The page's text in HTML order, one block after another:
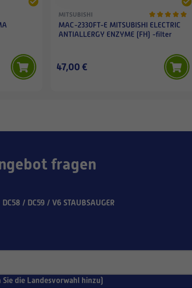
MITSUBISHI
MAC-2330FT-E MITSUBISHI ELECTRIC
ANTIALLERGY ENZYME (FH) -filter
47,00 €
fragen
DC58 / DC59 / V6 STAUBSAUGER
die Landesvorwahl hinzu)